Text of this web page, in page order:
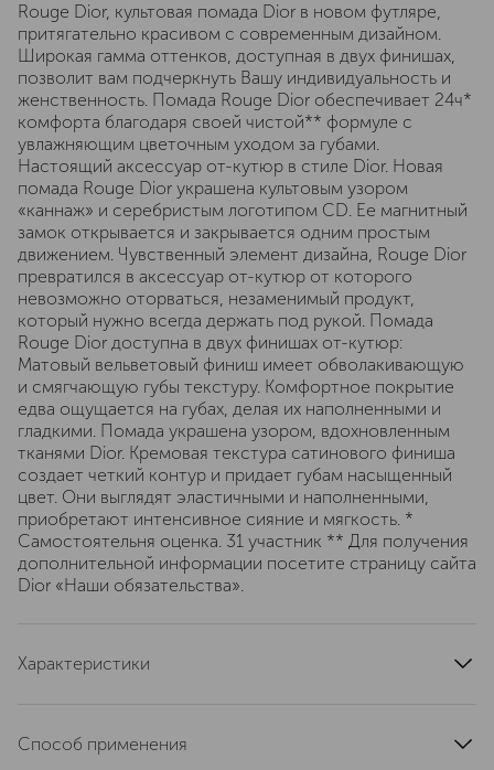
Rouge Dior, культовая помада Dior в новом футляре,
притягательно красивом с современным дизайном.
Широкая гамма оттенков, доступная в двух финишах,
позволит вам подчеркнуть Вашу индивидуальность и
женственность. Помада Rouge Dior обеспечивает 24ч*
комфорта благодаря своей чистой** формуле с
увлажняющим цветочным уходом за губами.
Настоящий аксессуар от-кутюр в стиле Dior. Новая
помада Rouge Dior украшена культовым узором
«каннаж» и серебристым логотипом CD. Ее магнитный
замок открывается и закрывается одним простым
движением. Чувственный элемент дизайна, Rouge Dior
превратился в аксессуар от-кутюр от которого
невозможно оторваться, незаменимый продукт,
который нужно всегда держать под рукой. Помада
Rouge Dior доступна в двух финишах от-кутюр:
Матовый вельветовый финиш имеет обволакивающую
и смягчающую губы текстуру. Комфортное покрытие
едва ощущается на губах, делая их наполненными и
гладкими. Помада украшена узором, вдохновленным
тканями Dior. Кремовая текстура сатинового финиша
создает четкий контур и придает губам насыщенный
цвет. Они выглядят эластичными и наполненными,
приобретают интенсивное сияние и мягкость. *
Самостоятельня оценка. 31 участник ** Для получения
дополнительной информации посетите страницу сайта
Dior «Наши обязательства».
Характеристики
область применения
Способ применения